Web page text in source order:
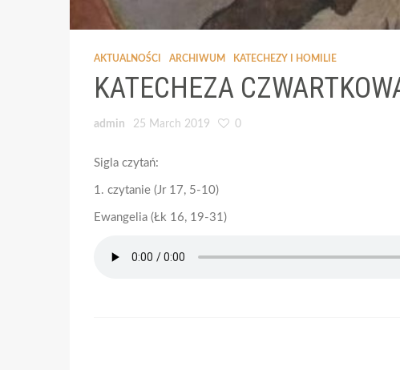
AKTUALNOŚCI ARCHIWUM KATECHEZY I HOMILIE
KATECHEZA
admin 25 March 2019 0
Sigla czytań:
1. czytanie (Jr 17, 5-10)
Ewangelia (Łk 16, 19-31)